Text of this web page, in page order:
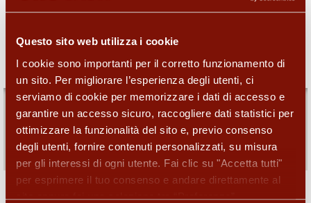
Questo sito web utilizza i cookie
I cookie sono importanti per il corretto funzionamento di
un sito. Per migliorare l’esperienza degli utenti, ci
serviamo di cookie per memorizzare i dati di accesso e
garantire un accesso sicuro, raccogliere dati statistici per
ottimizzare la funzionalità del sito e, previo consenso
degli utenti, fornire contenuti personalizzati, su misura
per gli interessi di ogni utente. Fai clic su "Accetta tutti"
per esprimere il tuo consenso e andare direttamente al
sito oppure fai una selezione tra “Preferenze”,
OroCash
Corner
Servizio COMPRO ORO presso GIOIAPURA
Via Torre di Mezzavia, 35 Centro Commerciale Anagnina C/O
GIOIAPURA ,
00173 Roma (RM), IT
10:00-20:00